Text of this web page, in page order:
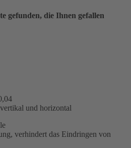
gefunden, die Ihnen gefallen
und horizontal
verhindert das Eindringen von